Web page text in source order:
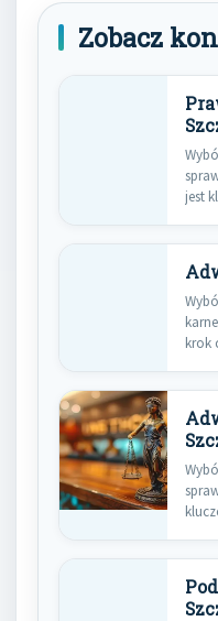
Zobacz
jest
krok